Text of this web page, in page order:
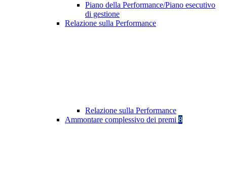
Piano della Performance/Piano esecutivo
di gestione
Relazione sulla Performance
Relazione sulla Performance
Ammontare complessivo dei premi 8